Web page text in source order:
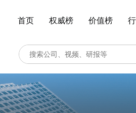
首页 权威榜 价值榜